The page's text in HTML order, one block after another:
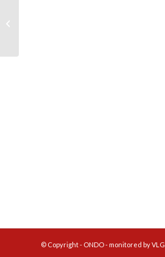
© Copyright - ONDO - monitored by VLG